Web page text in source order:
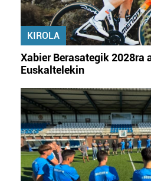
erabiltzeko baimen esplizitua
irakurri
KIROLA
Xabier Berasategik 2028ra
Euskaltelekin